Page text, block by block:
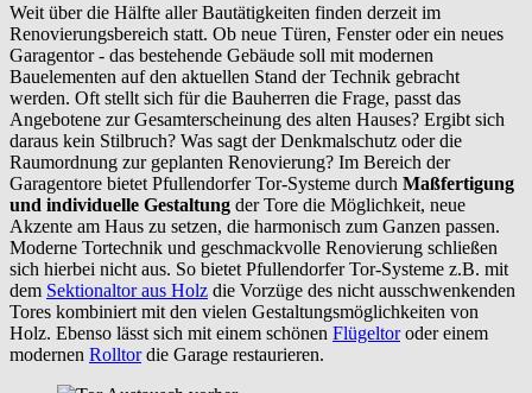
Weit über die Hälfte aller Bautätigkeiten finden derzeit im
Renovierungsbereich statt. Ob neue Türen, Fenster oder ein neues
Garagentor - das bestehende Gebäude soll mit modernen
Bauelementen auf den aktuellen Stand der Technik gebracht
werden. Oft stellt sich für die Bauherren die Frage, passt das
Angebotene zur Gesamterscheinung des alten Hauses? Ergibt sich
daraus kein Stilbruch? Was sagt der Denkmalschutz oder die
Raumordnung zur geplanten Renovierung? Im Bereich der
Garagentore bietet Pfullendorfer Tor-Systeme durch Maßfertigung
und individuelle Gestaltung der Tore die Möglichkeit, neue
Akzente am Haus zu setzen, die harmonisch zum Ganzen passen.
Moderne Tortechnik und geschmackvolle Renovierung schließen
sich hierbei nicht aus. So bietet Pfullendorfer Tor-Systeme z.B. mit
dem Sektionaltor aus Holz die Vorzüge des nicht ausschwenkenden
Tores kombiniert mit den vielen Gestaltungsmöglichkeiten von
Holz. Ebenso lässt sich mit einem schönen Flügeltoroder einem
modernen Rolltordie Garage restaurieren.